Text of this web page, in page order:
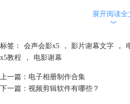
4. 当制作到影片结尾部分，可以双击预
5. 若要增进谢幕文字效果，可以点击“边
字调整到自己喜欢的状态。
6. 为文字添加动画效果，点击“属性”-“应
然后单击“自定义动画属性”，从弹出的对
展开阅读全
︾
标签： 会声会影x5 ， 影片谢幕文字 ，
x5教程
， 电影谢幕
上一篇： 电子相册制作合集
下一篇： 视频剪辑软件有哪些？